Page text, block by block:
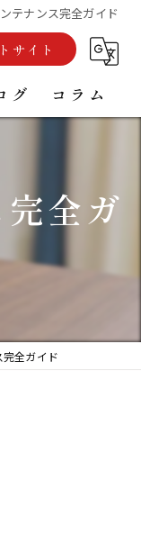
テナンス完全ガイド
サイト
グ コラム
全ガ
全ガイド